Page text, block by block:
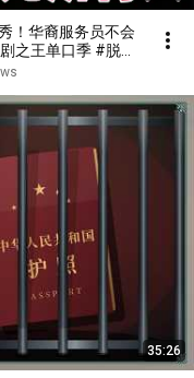
！华裔服务员不会
之王单口季 #脱口
35:26